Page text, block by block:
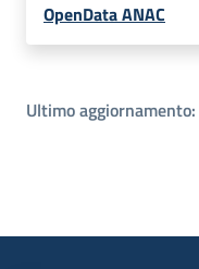
OpenData ANAC
Ultimo aggiornamento: